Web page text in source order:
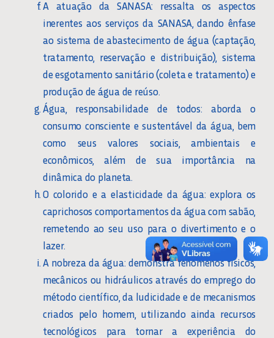
A atuação da SANASA: ressalta os aspectos
inerentes aos serviços da SANASA, dando ênfase
ao sistema de abastecimento de água (captação,
tratamento, reservação e distribuição), sistema
de esgotamento sanitário (coleta e tratamento) e
produção de água de reúso.
Água, responsabilidade de todos: aborda o
consumo consciente e sustentável da água, bem
como seus valores sociais, ambientais e
econômicos, além de sua importância na
dinâmica do planeta.
O colorido e a elasticidade da água: explora os
caprichosos comportamentos da água com sabão,
remetendo ao seu uso para o divertimento e o
lazer.
A nobreza da água: demonstra fenômenos físicos,
mecânicos ou hidráulicos através do emprego do
método científico, da ludicidade e de mecanismos
criados pelo homem, utilizando ainda recursos
tecnológicos para tornar a experiência do